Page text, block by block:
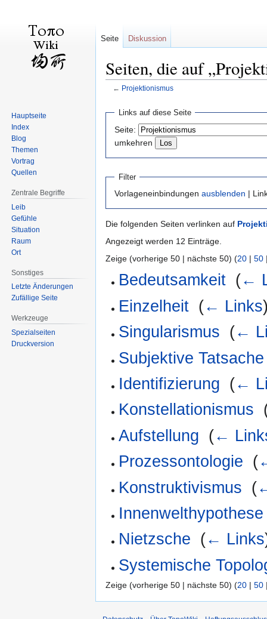
Seiten, die auf
← Projektionismus
Navigation
springen
springen
Links auf diese Seite
Seite:
umkehren
Filter
Vorlageneinbindungen ausblenden |
Die folgenden Seiten verlinken auf
Angezeigt werden 12 Einträge.
Zeige (vorherige 50 | nächste 50) (20 | 50
Bedeutsamkeit (←
Einzelheit (← Links
Singularismus (←
Subjektive Tatsache
Identifizierung (←
Konstellationismus
Aufstellung (←
Prozessontologie (
Konstruktivismus (
Innenwelthypothese
Nietzsche (← Links
Systemische
Zeige (vorherige 50 | nächste 50) (20 | 50
Seite Diskussion
Hauptseite
Index
Blog
Themen
Vortrag
Quellen
Zentrale Begriffe
Leib
Gefühle
Situation
Raum
Ort
Sonstiges
Letzte Änderungen
Zufällige Seite
Werkzeuge
Spezialseiten
Druckversion